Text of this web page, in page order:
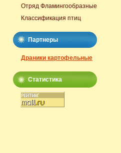
Отряд Фламингообразные
Классификация птиц
Партнеры
Драники картофельные
Статистика